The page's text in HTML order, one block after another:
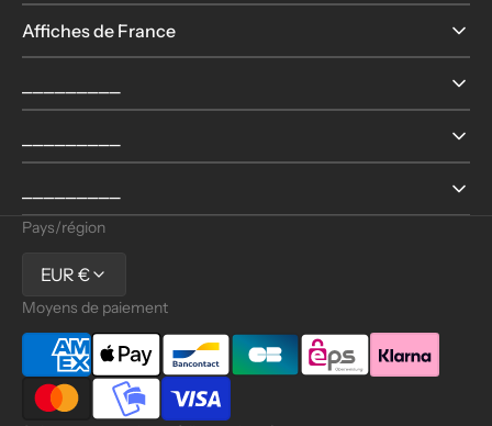
Affiches de France
Pays/région
EUR €
Moyens de paiement